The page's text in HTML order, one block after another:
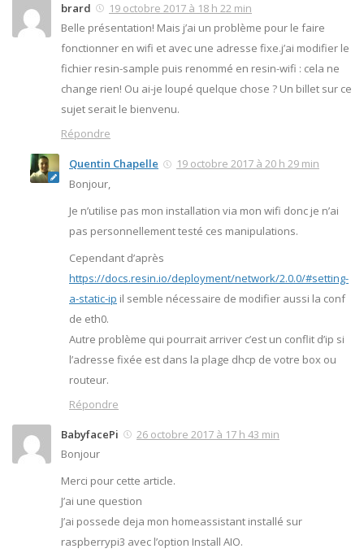
brard
19 octobre 2017 à 18 h 22 min
Belle présentation! Mais j’ai un problème pour le faire
fonctionner en wifi et avec une adresse fixe.j’ai modifier le
fichier resin-sample puis renommé en resin-wifi : cela ne
change rien! Ou ai-je loupé quelque chose ? Un billet sur ce
sujet serait le bienvenu.
Répondre
Quentin Chapelle
19 octobre 2017 à 20 h 29 min
Bonjour,
Je n’utilise pas mon installation via mon wifi donc je n’ai
pas personnellement testé ces manipulations.
Cependant d’après
https://docs.resin.io/deployment/network/2.0.0/#setting-
a-static-ip il semble nécessaire de modifier aussi la conf
de eth0.
Autre problème qui pourrait arriver c’est un conflit d’ip si
l’adresse fixée est dans la plage dhcp de votre box ou
routeur.
Répondre
BabyfacePi
26 octobre 2017 à 17 h 43 min
Bonjour
Merci pour cette article.
J’ai une question
J’ai possede deja mon homeassistant installé sur
raspberrypi3 avec l’option Install AIO.